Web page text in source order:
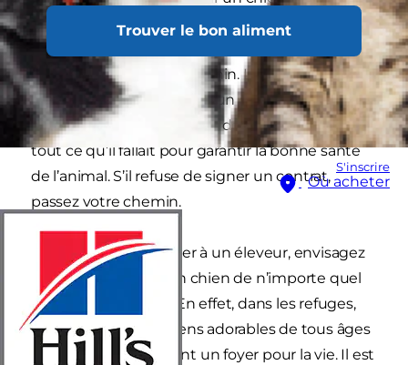
Trouver le bon aliment
S'inscrire
Où acheter
vous qu’il provient d’un éleveur responsable. Le
site
pour choisir un éleveur canin. L’éleveur doit
toujours remplir et signer un contrat de vente
pour le chien. Cela permet de s’assurer qu’il a fait
tout ce qu’il fallait pour garantir la bonne santé
de l’animal. S’il refuse de signer un contrat,
passez votre chemin.
Avant de vous adresser à un éleveur, envisagez
toujours d’adopter un chien de n’importe quel
âge dans un refuge. En effet, dans les refuges,
des centaines de chiens adorables de tous âges
attendent simplement un foyer pour la vie. Il est